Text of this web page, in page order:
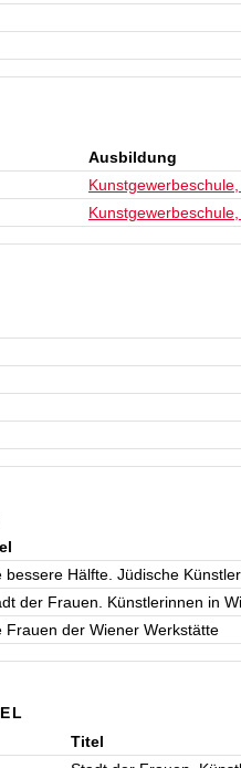
Ausbildung
bessere Hälfte. Jüdische
der Frauen. Künstlerinnen in
Frauen der Wiener Werkstätte
Titel